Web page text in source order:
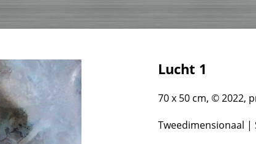
Lucht 1
70 x 50 cm, © 2022,
Tweedimensionaal